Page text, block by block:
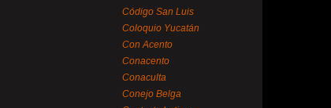
Código San Luis
Coloquio Yucatán
Con Acento
Conacento
Conaculta
Conejo Belga